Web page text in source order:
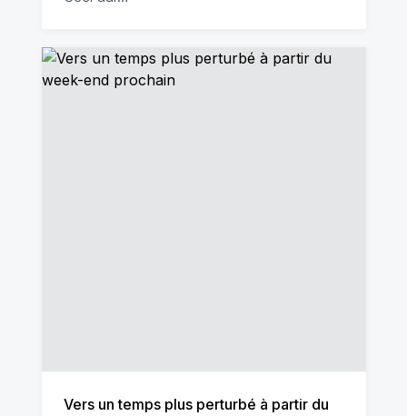
Vers un temps plus perturbé à partir du